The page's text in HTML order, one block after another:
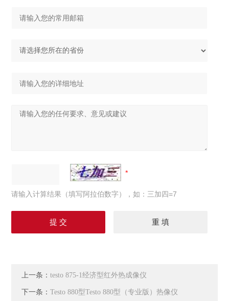
请输入计算结果（填写阿拉伯数字），如：三加四=7
上一条：testo 875-1经济型红外热成像仪
下一条：Testo 880型Testo 880型（专业版）热像仪